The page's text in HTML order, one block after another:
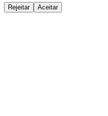
Rejeitar Aceitar